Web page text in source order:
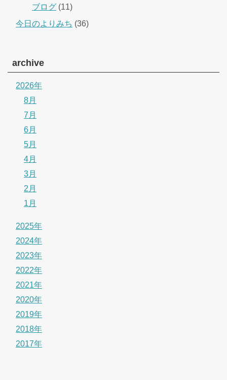
ブログ (11)
今日のよりみち (36)
archive
2026年
8月
7月
6月
5月
4月
3月
2月
1月
2025年
2024年
2023年
2022年
2021年
2020年
2019年
2018年
2017年